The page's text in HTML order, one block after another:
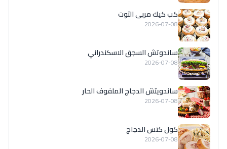
كب كيك مربى التوت
2026-07-08
ساندوتش السجق الاسكندراني
2026-07-08
ساندويتش الدجاج الملفوف الحار
2026-07-08
كول كتس الدجاج
2026-07-08